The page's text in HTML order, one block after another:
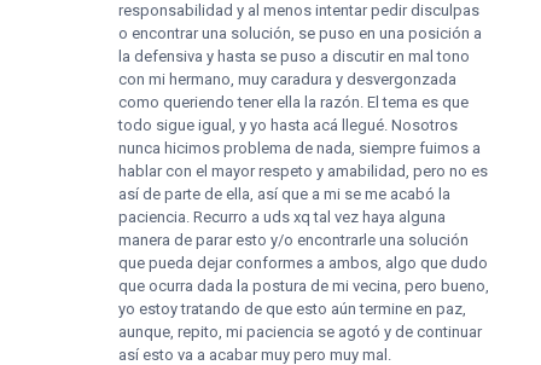
responsabilidad y al menos intentar pedir disculpas
o encontrar una solución, se puso en una posición a
la defensiva y hasta se puso a discutir en mal tono
con mi hermano, muy caradura y desvergonzada
como queriendo tener ella la razón. El tema es que
todo sigue igual, y yo hasta acá llegué. Nosotros
nunca hicimos problema de nada, siempre fuimos a
hablar con el mayor respeto y amabilidad, pero no es
así de parte de ella, así que a mi se me acabó la
paciencia. Recurro a uds xq tal vez haya alguna
manera de parar esto y/o encontrarle una solución
que pueda dejar conformes a ambos, algo que dudo
que ocurra dada la postura de mi vecina, pero bueno,
yo estoy tratando de que esto aún termine en paz,
aunque, repito, mi paciencia se agotó y de continuar
así esto va a acabar muy pero muy mal.